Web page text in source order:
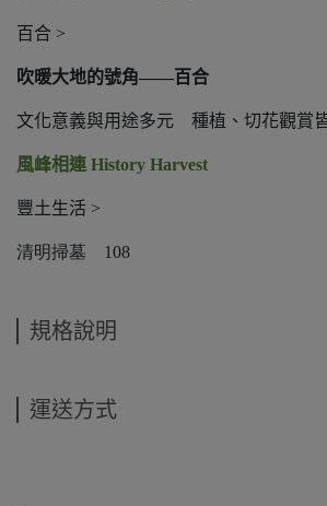
百合 >
吹暖大地的號角——百合
文化意義與用途多元 種植、切花觀賞
風峰相連 History Harvest
豐土生活 >
清明掃墓 108
規格說明
運送方式